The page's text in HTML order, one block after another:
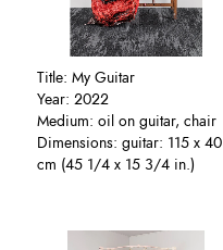
Title: My Guitar
Year: 2022
Medium: oil on guitar, chair
Dimensions: guitar: 115 x 40
cm (45 1/4 x 15 3/4 in.)